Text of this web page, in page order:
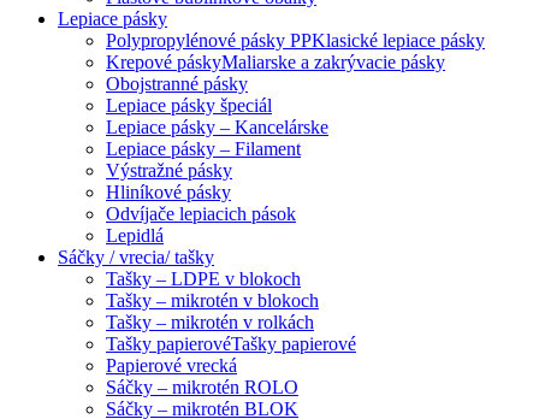
Lepiace pásky
Polypropylénové pásky PPKlasické lepiace pásky
Krepové páskyMaliarske a zakrývacie pásky
Obojstranné pásky
Lepiace pásky špeciál
Lepiace pásky – Kancelárske
Lepiace pásky – Filament
Výstražné pásky
Hliníkové pásky
Odvíjače lepiacich pások
Lepidlá
Sáčky / vrecia/ tašky
Tašky – LDPE v blokoch
Tašky – mikrotén v blokoch
Tašky – mikrotén v rolkách
Tašky papierovéTašky papierové
Papierové vrecká
Sáčky – mikrotén ROLO
Sáčky – mikrotén BLOK